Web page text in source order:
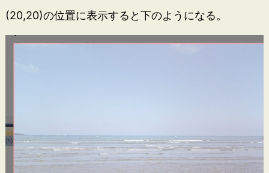
(20,20)の位置に表示すると下のようになる。